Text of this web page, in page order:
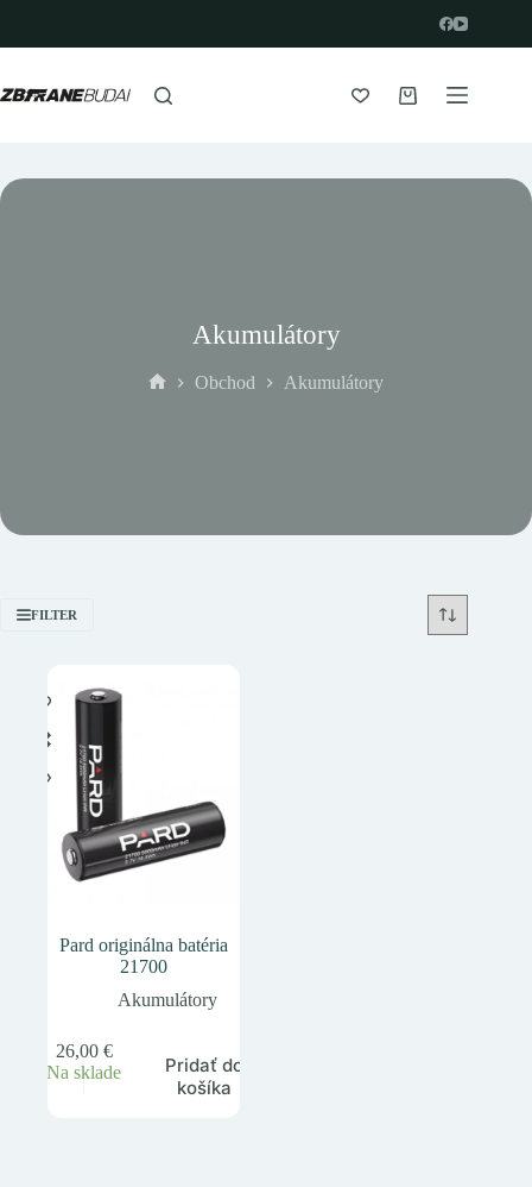
obsah
Nákupný
Akumulátory
Obchod Akumulátory
FILTER
Pard originálna batéria
21700
Akumulátory
26,00 €
Na sklade
Pridať do
košíka